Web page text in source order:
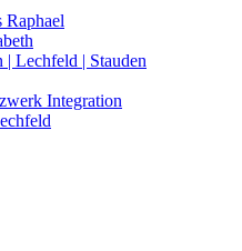
Raphael
| Lechfeld | Stauden
Integration